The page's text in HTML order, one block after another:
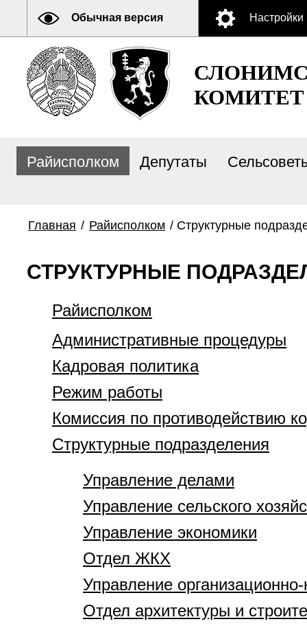
Обычная версия Настройки
КОМИТЕТ
Райисполком Депутаты
Главная / Райисполком / Структурные
СТРУКТУРНЫЕ
Райисполком
Административные процедуры
Кадровая политика
Режим работы
Комиссия по противодействию
Структурные подразделения
Управление делами
Управление сельского
Управление экономики
Отдел ЖКХ
Управление
Отдел архитектуры и